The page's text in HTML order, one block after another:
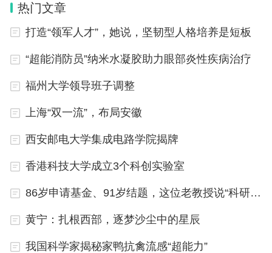
根据此前体验者对于HarmonyOS NEXT开发者预览
版的体验，在搭载该系统的华为手机上打开安卓应用
味着，这一系统并不支持安卓应用，仅支持鸿蒙纯原
生的应用。
底层自研具备安全优势
“我们需要快速跟进，如果鸿蒙星河版推得快，而我
们没有提早做好开发，应用适配度到时候跟不上，就
要掉队了。”一位从事网文阅读类APP开发的技术人
热门文章
打造“领军人才”，她说，坚韧型人格培养是短板
“超能消防员”纳米水凝胶助力眼部炎性疾病治疗
福州大学领导班子调整
上海“双一流”，布局安徽
西安邮电大学集成电路学院揭牌
香港科技大学成立3个科创实验室
86岁申请基金、91岁结题，这位老教授说“科研使人快乐”
黄宁：扎根西部，逐梦沙尘中的星辰
我国科学家揭秘家鸭抗禽流感“超能力”